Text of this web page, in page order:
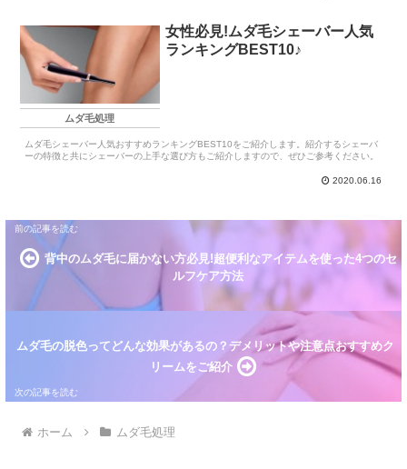
ムダ毛処理
女性必見!ムダ毛シェーバー人気
ランキングBEST10♪
ムダ毛シェーバー人気おすすめランキングBEST10をご紹介します。紹介するシェーバ
ーの特徴と共にシェーバーの上手な選び方もご紹介しますので、ぜひご参考ください。
2020.06.16
背中のムダ毛に届かない方必見!超便利なアイテムを使った4つのセ
ルフケア方法
ムダ毛の脱色ってどんな効果があるの？デメリットや注意点おすすめク
リームをご紹介
ホーム ムダ毛処理